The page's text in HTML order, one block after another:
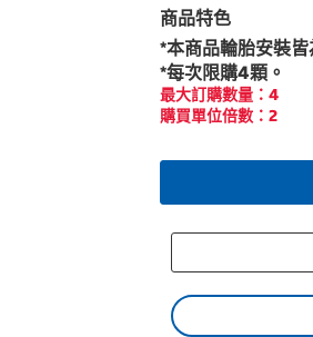
商品特色
*本商品輪胎安裝
*每次限購4顆。
最大訂購數量：4
購買單位倍數：2